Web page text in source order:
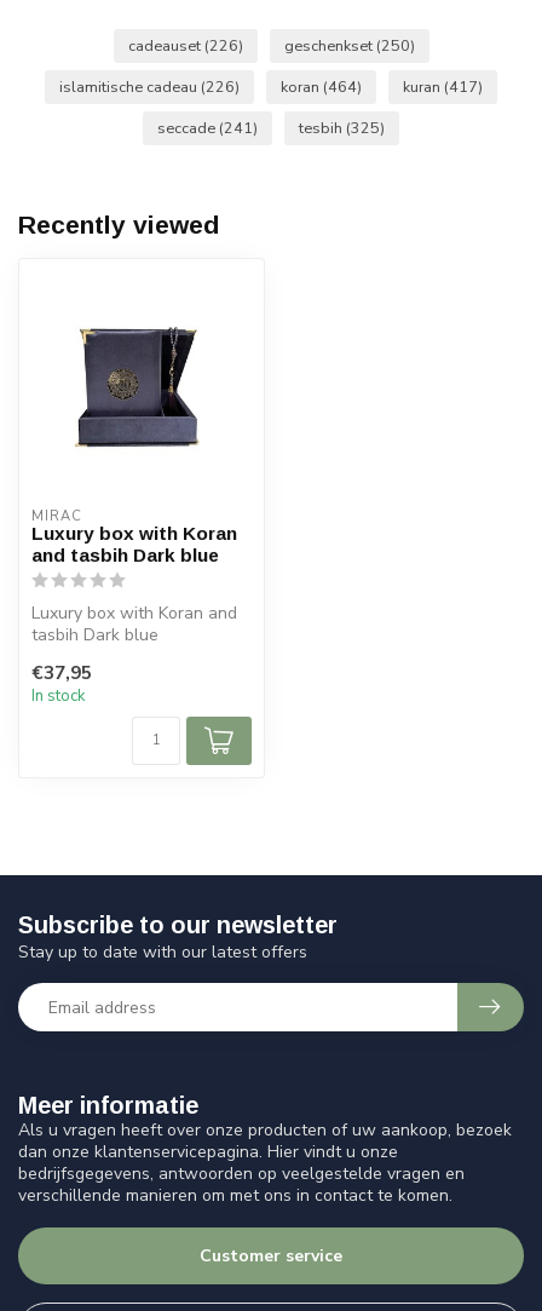
cadeauset (226) geschenkset (250)
islamitische cadeau (226) koran (464) kuran (417)
seccade (241) tesbih (325)
Recently viewed
MIRAC
Luxury box with Koran
and tasbih Dark blue
Luxury box with Koran and
tasbih Dark blue
Size box: 23x25 cm (lxb)
Size Kor...
€37,95
In stock
Meer informatie
Als u vragen heeft over onze producten of uw aankoop, bezoek
dan onze klantenservicepagina. Hier vindt u onze
bedrijfsgegevens, antwoorden op veelgestelde vragen en
verschillende manieren om met ons in contact te komen.
Customer service
Subscribe to our newsletter
Stay up to date with our latest offers